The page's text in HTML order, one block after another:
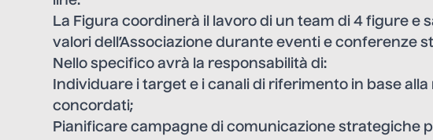
La Figura coordinerà il lavoro di un team di 4 figure e
valori dell’Associazione durante eventi e conferenze
Nello specifico avrà la responsabilità di:
Individuare i target e i canali di riferimento in base
concordati;
Pianificare campagne di comunicazione strategiche